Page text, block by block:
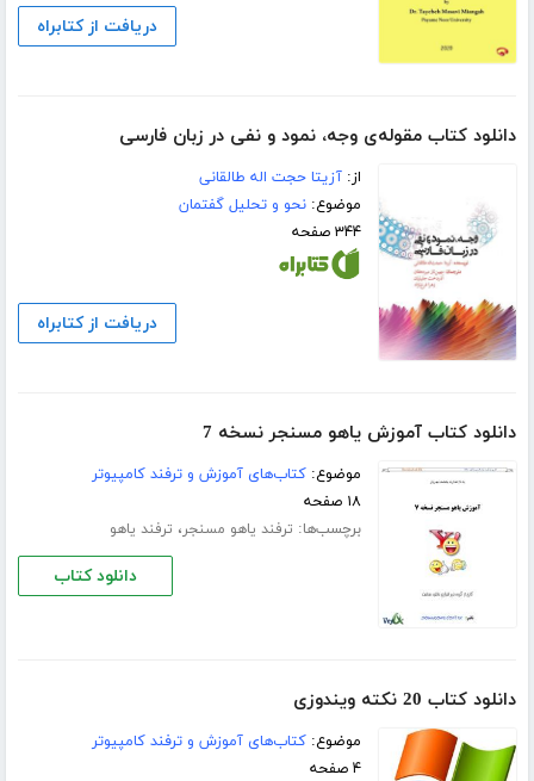
دریافت از کتابراه
دانلود کتاب مقوله‌ی وجه، نمود و نفی در زبان فارسی
از:آزیتا حجت اله طالقانی
موضوع:نحو و تحلیل گفتمان
۳۴۴ صفحه
دریافت از کتابراه
دانلود کتاب آموزش یاهو مسنجر نسخه 7
موضوع:کتاب‌های آموزش و ترفند کامپیوتر
۱۸ صفحه
برچسب‌ها: ترفند یاهو مسنجر، ترفند یاهو
دانلود کتاب
دانلود کتاب 20 نکته ویندوزی
موضوع:کتاب‌های آموزش و ترفند کامپیوتر
۴ صفحه